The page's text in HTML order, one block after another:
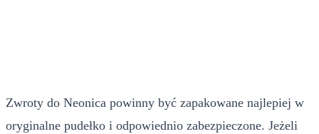
Zwroty do Neonica powinny być zapakowane najlepiej w
oryginalne pudełko i odpowiednio zabezpieczone. Jeżeli